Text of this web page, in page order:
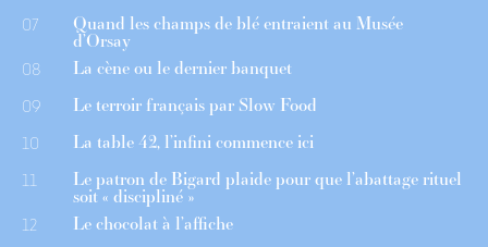
07 Quand les champs de blé entraient au Musée
d’Orsay
08 La cène ou le dernier banquet
09 Le terroir français par Slow Food
10 La table 42, l’infini commence ici
11 Le patron de Bigard plaide pour que l’abattage rituel
soit « discipliné »
12 Le chocolat à l’affiche